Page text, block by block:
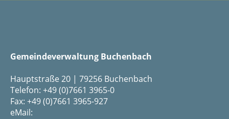
Gemeindeverwaltung Buchenbach
Hauptstraße 20 | 79256 Buchenbach
Telefon: +49 (0)7661 3965-0
Fax: +49 (0)7661 3965-927
eMail: